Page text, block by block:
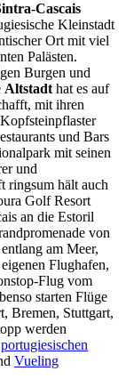
Cascais
Kleinstadt
Ort mit viel
Palästen.
Burgen und
Altstadt hat es auf
mit ihren
und Bars
mit seinen
und
ringsum hält auch
Golf Resort
an die Estoril
von
am Meer,
Flughafen,
Flug vom
starten Flüge
Bremen, Stuttgart,
werden
portugiesischen
Vueling